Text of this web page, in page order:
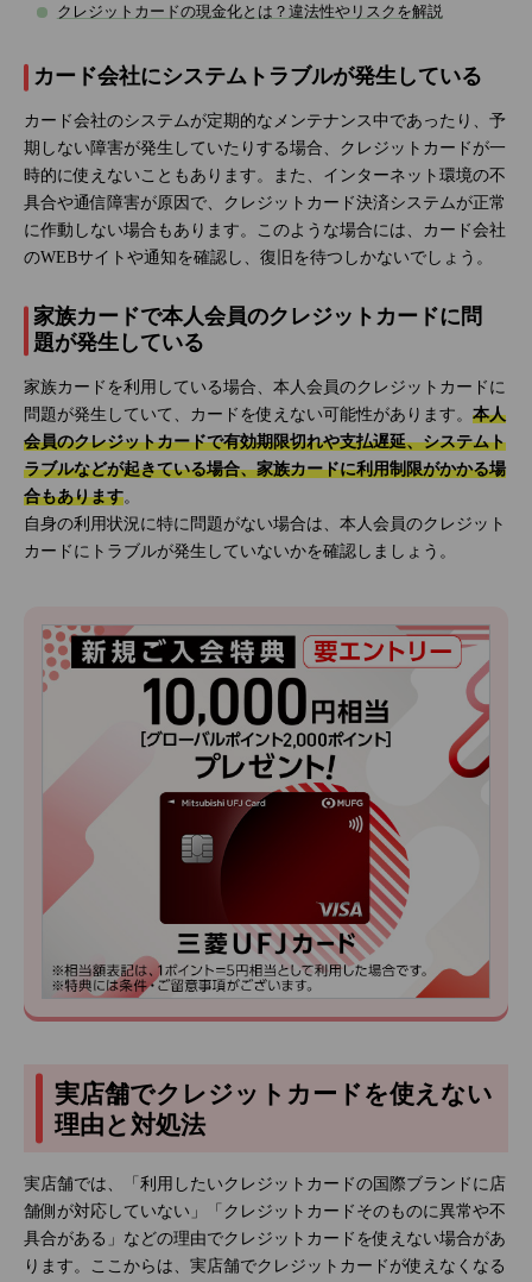
クレジットカードの現金化とは？違法性やリスクを解説
カード会社にシステムトラブルが発生している
カード会社のシステムが定期的なメンテナンス中であったり、予
期しない障害が発生していたりする場合、クレジットカードが一
時的に使えないこともあります。また、インターネット環境の不
具合や通信障害が原因で、クレジットカード決済システムが正常
に作動しない場合もあります。このような場合には、カード会社
のWEBサイトや通知を確認し、復旧を待つしかないでしょう。
家族カードで本人会員のクレジットカードに問
題が発生している
家族カードを利用している場合、本人会員のクレジットカードに
問題が発生していて、カードを使えない可能性があります。 本人
会員のクレジットカードで有効期限切れや支払遅延、システムト
ラブルなどが起きている場合、家族カードに利用制限がかかる場
合もあります。
自身の利用状況に特に問題がない場合は、本人会員のクレジット
カードにトラブルが発生していないかを確認しましょう。
実店舗でクレジットカードを使えない
理由と対処法
実店舗では、「利用したいクレジットカードの国際ブランドに店
舗側が対応していない」「クレジットカードそのものに異常や不
具合がある」などの理由でクレジットカードを使えない場合があ
ります。ここからは、実店舗でクレジットカードが使えなくなる